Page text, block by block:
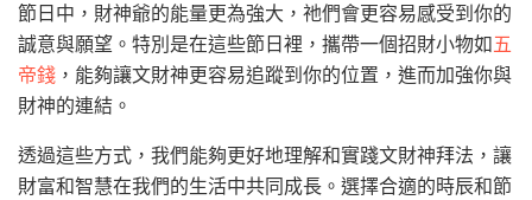
節日中，財神爺的能量更為強大，祂們會更容易感受到你的
誠意與願望。特別是在這些節日裡，攜帶一個招財小物如五
帝錢 ，能夠讓文財神更容易追蹤到你的位置，進而加強你與
財神的連結。
透過這些方式，我們能夠更好地理解和實踐文財神拜法，讓
財富和智慧在我們的生活中共同成長。選擇合適的時辰和節